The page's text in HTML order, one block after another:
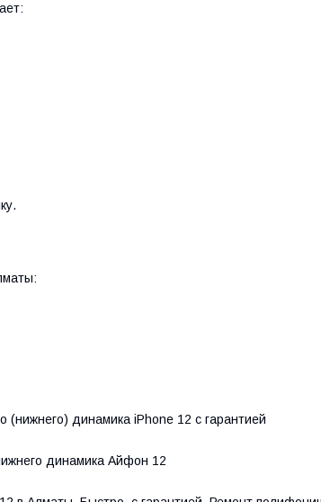
динамика iPhone 12 с гарантией
динамика Айфон 12